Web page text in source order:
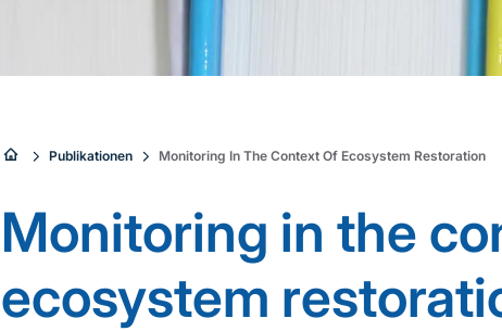
Sie
sind
hier:
Publikationen Monitoring In The Context Of Ecosystem Restoration
Monitoring in the
ecosystem